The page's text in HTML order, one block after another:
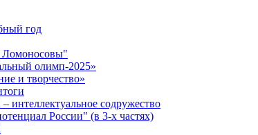
год
Ломоносовы"
олимп-2025»
и творчество»
содружество
России" (в 3-х частях)